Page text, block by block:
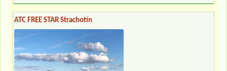
ATC FREE STAR Strachotín